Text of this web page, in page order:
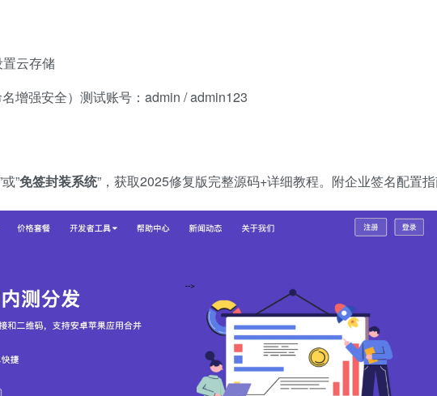
云存储
增强安全）测试账号：admin / admin123
或”​免签封装系统​”，获取2025修复版完整源码+详细教程。附企业签名配置